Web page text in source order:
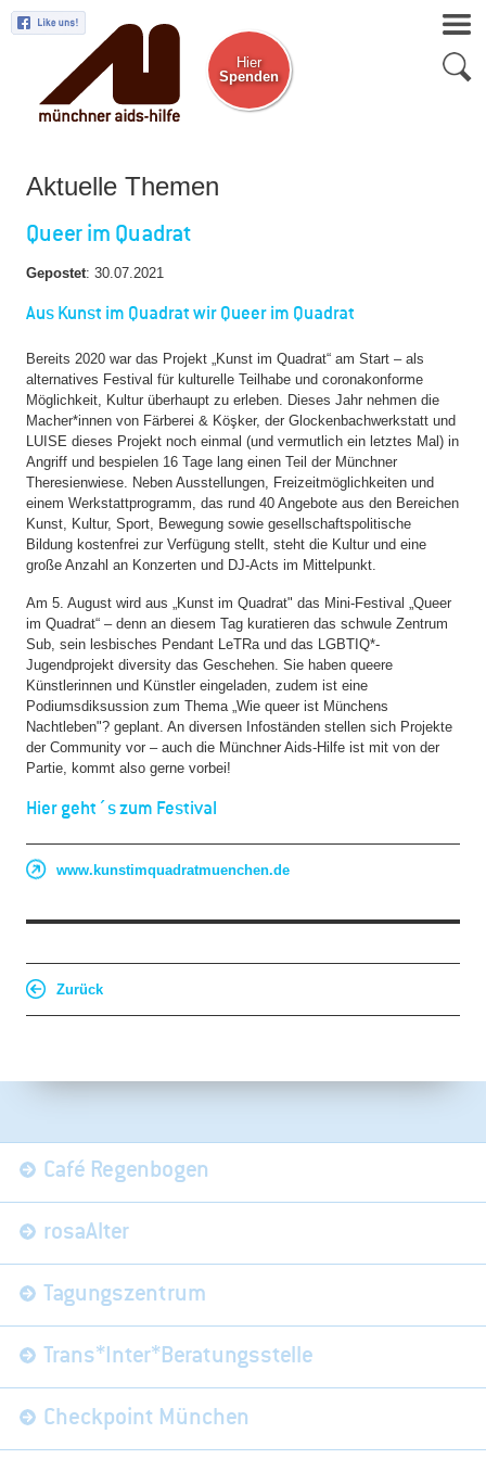
Hier
Spenden
Aktuelle Themen
Queer im Quadrat
Gepostet: 30.07.2021
Aus Kunst im Quadrat wir Queer im Quadrat
Bereits 2020 war das Projekt „Kunst im Quadrat“ am Start – als
alternatives Festival für kulturelle Teilhabe und coronakonforme
Möglichkeit, Kultur überhaupt zu erleben. Dieses Jahr nehmen die
Macher*innen von Färberei & Köşker, der Glockenbachwerkstatt und
LUISE dieses Projekt noch einmal (und vermutlich ein letztes Mal) in
Angriff und bespielen 16 Tage lang einen Teil der Münchner
Theresienwiese. Neben Ausstellungen, Freizeitmöglichkeiten und
einem Werkstattprogramm, das rund 40 Angebote aus den Bereichen
Kunst, Kultur, Sport, Bewegung sowie gesellschaftspolitische
Bildung kostenfrei zur Verfügung stellt, steht die Kultur und eine
große Anzahl an Konzerten und DJ-Acts im Mittelpunkt.
Am 5. August wird aus „Kunst im Quadrat" das Mini-Festival „Queer
im Quadrat“ – denn an diesem Tag kuratieren das schwule Zentrum
Sub, sein lesbisches Pendant LeTRa und das LGBTIQ*-
Jugendprojekt diversity das Geschehen. Sie haben queere
Künstlerinnen und Künstler eingeladen, zudem ist eine
Podiumsdiksussion zum Thema „Wie queer ist Münchens
Nachtleben"? geplant. An diversen Infoständen stellen sich Projekte
der Community vor – auch die Münchner Aids-Hilfe ist mit von der
Partie, kommt also gerne vorbei!
Hier geht´s zum Festival
www.kunstimquadratmuenchen.de
Zurück
überspringenCafé Regenbogen
rosaAlter
Tagungszentrum
Trans*Inter*Beratungsstelle
Checkpoint München